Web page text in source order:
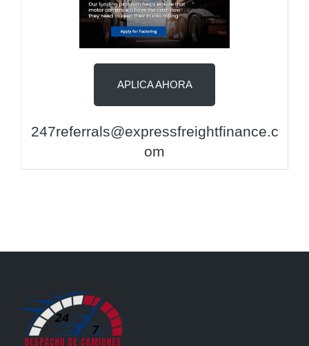
APLICA AHORA
247referrals@expressfreightfinance.c
om